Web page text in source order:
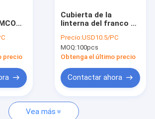
cotización
motocicleta
precio
Cubierta de la
linterna del franco de
piezas de la vespa de
la agilidad de KYMCO
Precio:USD10.5/PC
MOQ:100pcs
Obtenga el último precio
Contactar ahora
Vea más